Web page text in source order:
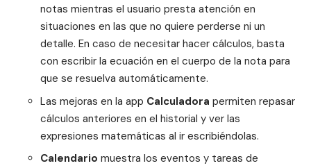
notas mientras el usuario presta atención en
situaciones en las que no quiere perderse ni un
detalle. En caso de necesitar hacer cálculos, basta
con escribir la ecuación en el cuerpo de la nota para
que se resuelva automáticamente.
Las mejoras en la app Calculadora permiten repasar
cálculos anteriores en el historial y ver las
expresiones matemáticas al ir escribiéndolas.
Calendario muestra los eventos y tareas de